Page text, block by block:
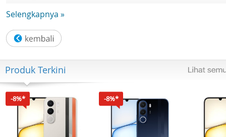
GARANSI RESMI 2 TAHUN ORICO INDONESIA
Selengkapnya »
Produk Terkini
-8%* -8%*